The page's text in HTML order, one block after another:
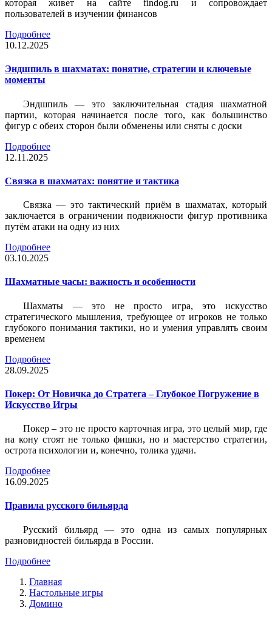
которая живет на сайте findog.ru и сопровождает
пользователей в изучении финансов
Подробнее
10.12.2025
Эндшпиль в шахматах: понятие, стратегии и ключевые
моменты
Эндшпиль — это заключительная стадия шахматной
партии, которая начинается после того, как большинство
фигур с обеих сторон были обменены или сняты с доски
Подробнее
12.11.2025
Связка в шахматах: понятие и тактика
Связка — это тактический приём в шахматах, который
заключается в ограничении подвижности фигур противника
путём атаки на одну из них
Подробнее
03.10.2025
Шахматные часы: важность и особенности
Шахматы — это не просто игра, это искусство
стратегического мышления, требующее от игроков не только
глубокого понимания тактики, но и умения управлять своим
временем
Подробнее
28.09.2025
Покер: От Новичка до Стратега – Глубокое Погружение в
Искусство Игры
Покер – это не просто карточная игра, это целый мир, где
на кону стоят не только фишки, но и мастерство стратегии,
острота психологии и, конечно, толика удачи.
Подробнее
16.09.2025
Правила русского бильярда
Русский бильярд — это одна из самых популярных
разновидностей бильярда в России.
Подробнее
Главная
Настольные игры
Домино